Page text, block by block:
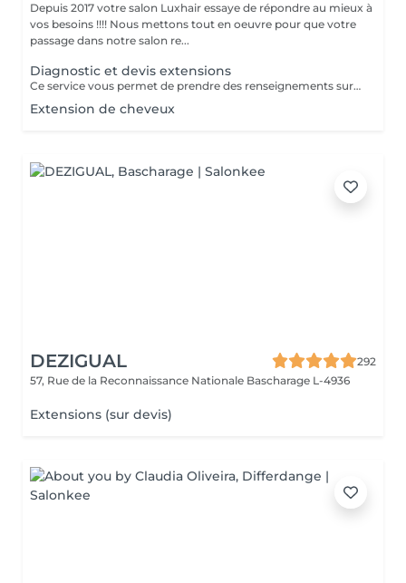
Depuis 2017 votre salon Luxhair essaye de répondre au mieux à
vos besoins !!!! Nous mettons tout en oeuvre pour que votre
passage dans notre salon re...
Diagnostic et devis extensions
Ce service vous permet de prendre des renseignements sur une pose d'extension de cheveux ( devis,quantité de mèches,temps à prévoir) Le prix de ce service vous sera déduit si vous décidez de réaliser votre pose d'extensions.
Extension de cheveux
DEZIGUAL
292
57, Rue de la Reconnaissance Nationale Bascharage L-4936
Extensions (sur devis)